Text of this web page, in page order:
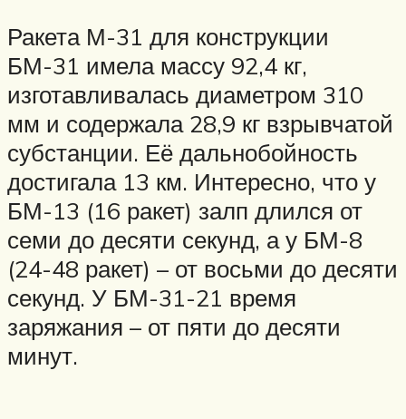
Ракета М-31 для конструкции
БМ-31 имела массу 92,4 кг,
изготавливалась диаметром 310
мм и содержала 28,9 кг взрывчатой
субстанции. Её дальнобойность
достигала 13 км. Интересно, что у
БМ-13 (16 ракет) залп длился от
семи до десяти секунд, а у БМ-8
(24-48 ракет) – от восьми до десяти
секунд. У БМ-31-21 время
заряжания – от пяти до десяти
минут.